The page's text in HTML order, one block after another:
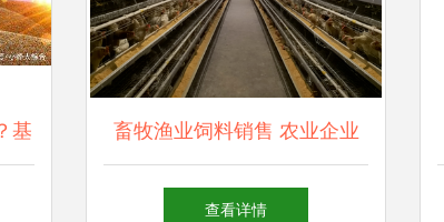
基 畜牧渔业饲料销售 农业企业
创新发展的核心路径
查看详情